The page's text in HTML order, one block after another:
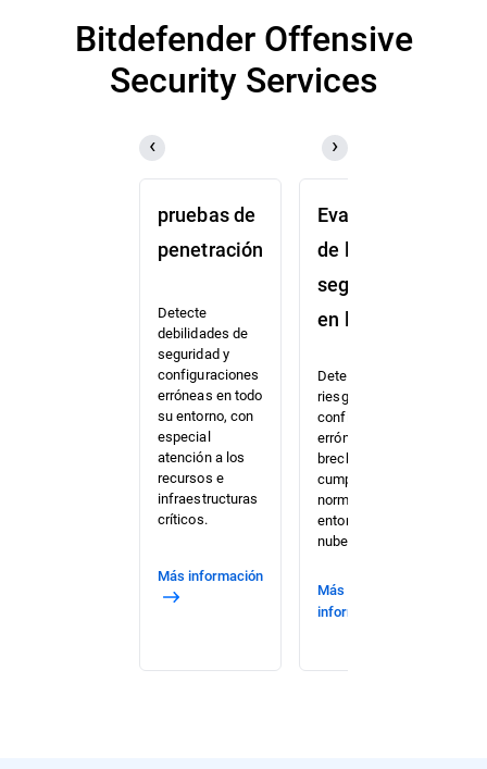
extremo a extremo.
Bitdefender Offensive
Security Services
pruebas de
penetración
Detecte
debilidades de
seguridad y
configuraciones
erróneas en todo
su entorno, con
especial
atención a los
recursos e
infraestructuras
críticos.
Más información
Evaluación
de la
seguridad
en la nube
Detecte
riesgos,
configuraciones
erróneas y
brechas del
cumplimiento
normativo en su
entorno de
nube.
Más
información